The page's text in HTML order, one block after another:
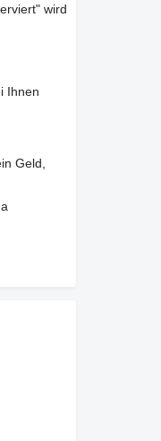
wird
Ihnen
Geld,